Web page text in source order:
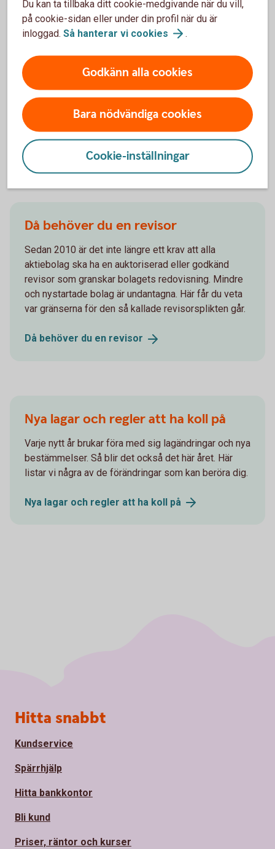
e-faktura
fakturor. Distributionen sker snabbt och säkert,
utifrån ditt företags behov.
e-
Andra läser också
Då behöver du en revisor
Sedan 2010 är det inte längre ett krav att alla
aktiebolag ska ha en auktoriserad eller godkänd
revisor som granskar bolagets redovisning. Mindre
och nystartade bolag är undantagna. Här får du veta
var gränserna för den så kallade revisorsplikten går.
Då behöver du en revisor
Nya lagar och regler att ha koll på
Varje nytt år brukar föra med sig lagändringar och nya
bestämmelser. Så blir det också det här året. Här
listar vi några av de förändringar som kan beröra dig.
Nya lagar och regler att ha koll på
Du kan ta tillbaka ditt cookie-medgivande när du vill,
på cookie-sidan eller under din profil när du är
inloggad. Så hanterar vi cookies .
Godkänn alla cookies
Bara nödvändiga cookies
Cookie-inställningar
Sidfot
Hitta snabbt
Kundservice
Spärrhjälp
Hitta bankkontor
Bli kund
Priser, räntor och kurser